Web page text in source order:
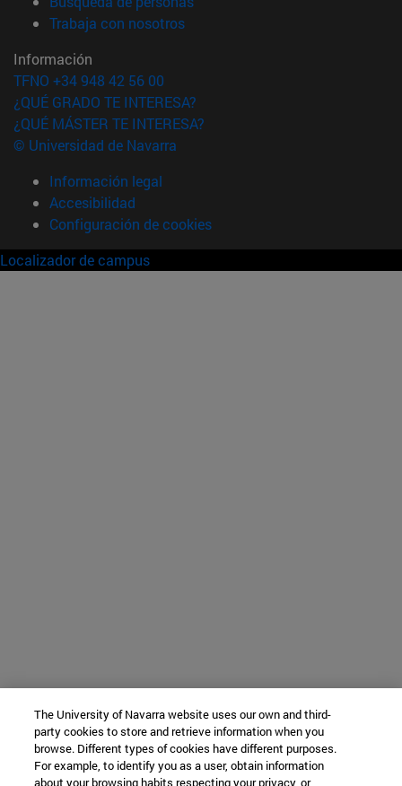
Trabaja con nosotros(abre en nueva ventana)
Información
TFNO +34 948 42 56 00
¿QUÉ GRADO TE INTERESA?
¿QUÉ MÁSTER TE INTERESA?
© Universidad de Navarra
Información legal
Accesibilidad
Configuración de cookies
Localizador de campus
The University of Navarra website uses our own and third-
party cookies to store and retrieve information when you
browse. Different types of cookies have different purposes.
For example, to identify you as a user, obtain information
about your browsing habits respecting your privacy, or